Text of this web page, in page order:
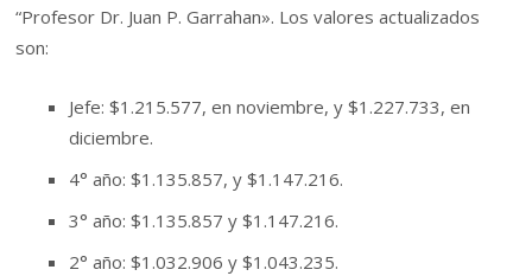
“Profesor Dr. Juan P. Garrahan». Los valores actualizados
son:
Jefe: $1.215.577, en noviembre, y $1.227.733, en
diciembre.
4° año: $1.135.857, y $1.147.216.
3° año: $1.135.857 y $1.147.216.
2° año: $1.032.906 y $1.043.235.